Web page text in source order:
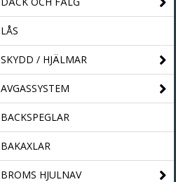
LÅS
SKYDD / HJÄLMAR
AVGASSYSTEM
BACKSPEGLAR
BAKAXLAR
BROMS HJULNAV